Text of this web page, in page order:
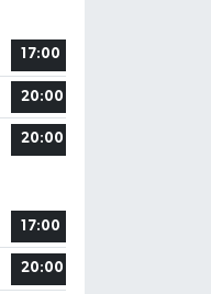
17:00
20:00
20:00
17:00
20:00